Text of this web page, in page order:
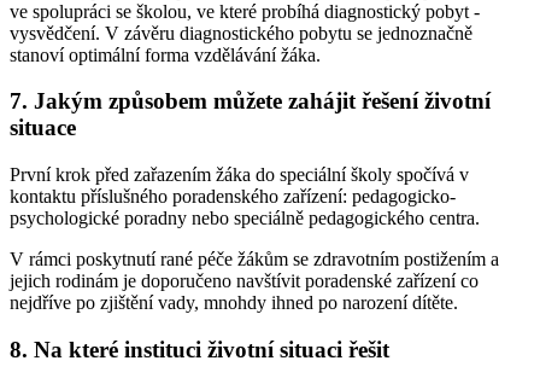
ve spolupráci se školou, ve které probíhá diagnostický pobyt -
vysvědčení. V závěru diagnostického pobytu se jednoznačně
stanoví optimální forma vzdělávání žáka.
7. Jakým způsobem můžete zahájit řešení životní
situace
První krok před zařazením žáka do speciální školy spočívá v
kontaktu příslušného poradenského zařízení: pedagogicko-
psychologické poradny nebo speciálně pedagogického centra.
V rámci poskytnutí rané péče žákům se zdravotním postižením a
jejich rodinám je doporučeno navštívit poradenské zařízení co
nejdříve po zjištění vady, mnohdy ihned po narození dítěte.
8. Na které instituci životní situaci řešit